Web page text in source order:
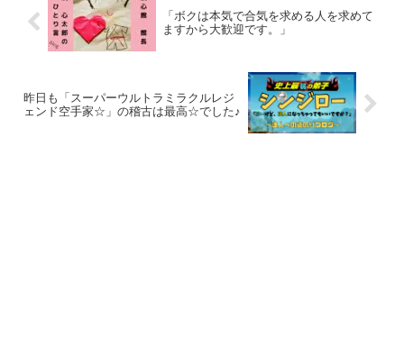
「ボクは本気で合気を求める人を求めて
ますから大歓迎です。」
昨日も「スーパーウルトラミラクルレジ
ェンド空手家☆」の稽古は最高☆でした♪